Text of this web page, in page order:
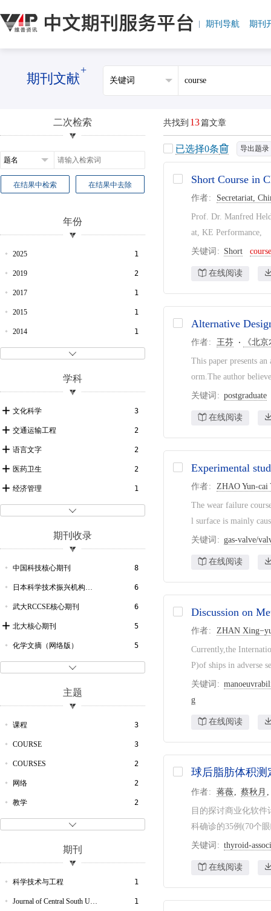
期刊导航 期刊
期刊文献
+
二次检索
在结果中检索 在结果中去除
年份

2025 1
2019 2
2017 1
2015 1
2014 1
2007 1
2005 3
2000 1
学科

文化科学 3
交通运输工程 2
语言文字 2
医药卫生 2
经济管理 1
自动化与计算机技术
社会学 1
自然科学总论 1
兵器科学与技术 1
期刊收录

中国科技核心期刊 8
日本科学技术振兴机构数据库 6
武大RCCSE核心期刊 6
北大核心期刊 5
化学文摘（网络版） 5
CSA-ProQuest数据库 4
CSCD 4
Scopus数据库 4
Web of Science数据库 3
文摘杂志 2
农业与生物科学研究中心文摘 2
EBSCO学术数据库 2
中国人文社科核心期刊 2
主题

课程 3
COURSE 3
COURSES 2
网络 2
教学 2
COA 1
NG- 1
SEAS 1
期刊
科学技术与工程 1
Journal of Central South University of Technology 1
共找到 13篇文章
已选择0条 导出题录
Short Course in
作者 Secretariat,
Prof. Dr. Manfred
at, KE Performance,
关键词 Short course
在线阅读
Alternative
作者 王芬 《北
This paper presents
orm.The author
关键词 postgraduate
在线阅读
Experimental
作者 ZHAO Yun-cai
The wear failure
l surface is mainly
关键词 gas-valve/
在线阅读
Discussion on
作者 ZHAN
Currently,the
P)of ships in adverse
关键词
g
在线阅读
球后脂肪体积
作者 蒋薇 蔡秋月
目的探讨商业化软
科确诊的35例(70个
关键词 thyroid-
在线阅读